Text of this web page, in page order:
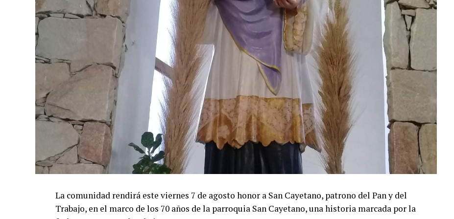
La comunidad rendirá este viernes 7 de agosto honor a San Cayetano, patrono del Pan y del
Trabajo, en el marco de los 70 años de la parroquia San Cayetano, una historia marcada por la